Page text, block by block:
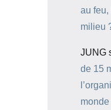
au
milieu
JUNG
de 15
monde